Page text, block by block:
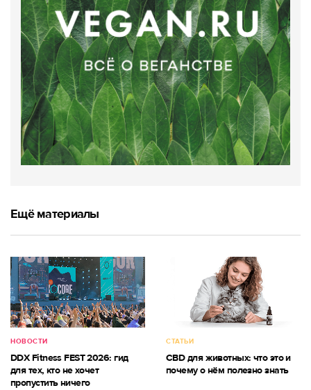
Ещё материалы
НОВОСТИ
DDX Fitness FEST 2026: гид
для тех, кто не хочет
пропустить ничего
СТАТЬИ
CBD для животных: что это и
почему о нём полезно знать